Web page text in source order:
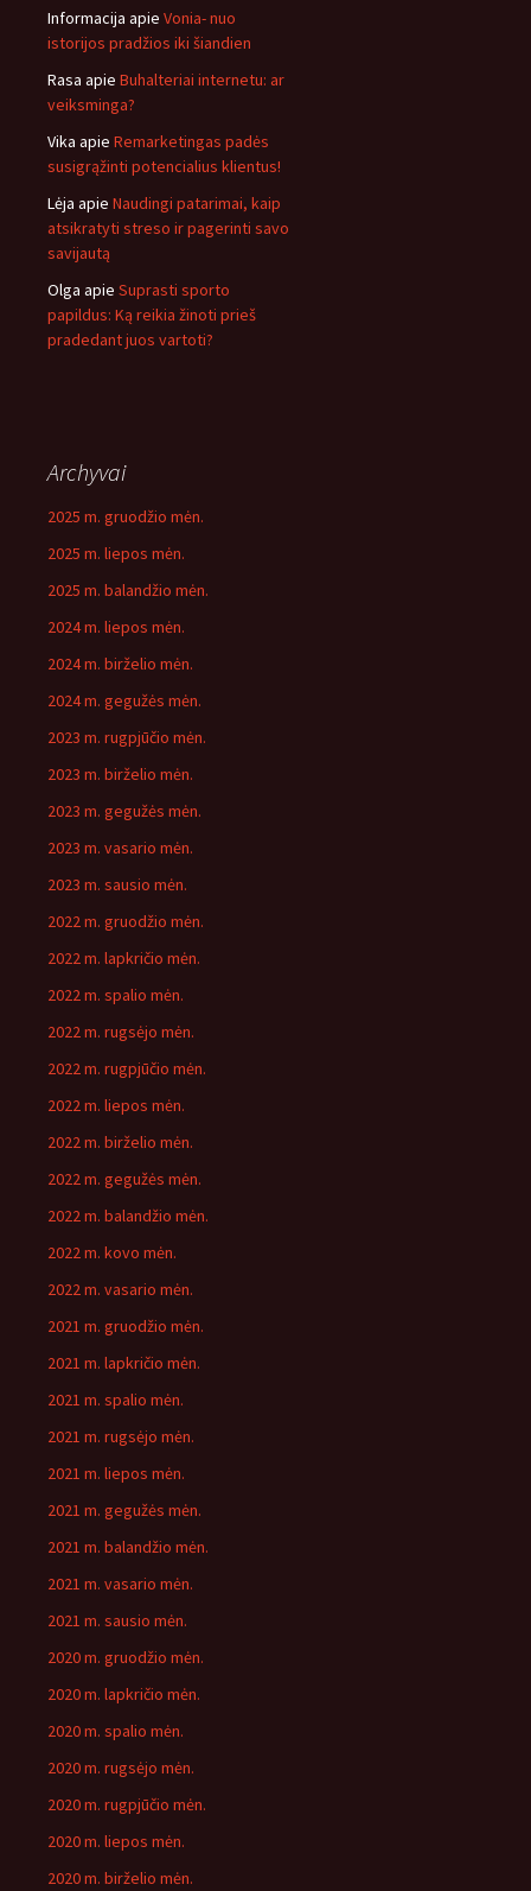
Informacija apie Vonia- nuo
istorijos pradžios iki šiandien
Rasa apie Buhalteriai internetu: ar
veiksminga?
Vika apie Remarketingas padės
susigrąžinti potencialius klientus!
Lėja apie Naudingi patarimai, kaip
atsikratyti streso ir pagerinti savo
savijautą
Olga apie Suprasti sporto
papildus: Ką reikia žinoti prieš
pradedant juos vartoti?
Archyvai
2025 m. gruodžio mėn.
2025 m. liepos mėn.
2025 m. balandžio mėn.
2024 m. liepos mėn.
2024 m. birželio mėn.
2024 m. gegužės mėn.
2023 m. rugpjūčio mėn.
2023 m. birželio mėn.
2023 m. gegužės mėn.
2023 m. vasario mėn.
2023 m. sausio mėn.
2022 m. gruodžio mėn.
2022 m. lapkričio mėn.
2022 m. spalio mėn.
2022 m. rugsėjo mėn.
2022 m. rugpjūčio mėn.
2022 m. liepos mėn.
2022 m. birželio mėn.
2022 m. gegužės mėn.
2022 m. balandžio mėn.
2022 m. kovo mėn.
2022 m. vasario mėn.
2021 m. gruodžio mėn.
2021 m. lapkričio mėn.
2021 m. spalio mėn.
2021 m. rugsėjo mėn.
2021 m. liepos mėn.
2021 m. gegužės mėn.
2021 m. balandžio mėn.
2021 m. vasario mėn.
2021 m. sausio mėn.
2020 m. gruodžio mėn.
2020 m. lapkričio mėn.
2020 m. spalio mėn.
2020 m. rugsėjo mėn.
2020 m. rugpjūčio mėn.
2020 m. liepos mėn.
2020 m. birželio mėn.